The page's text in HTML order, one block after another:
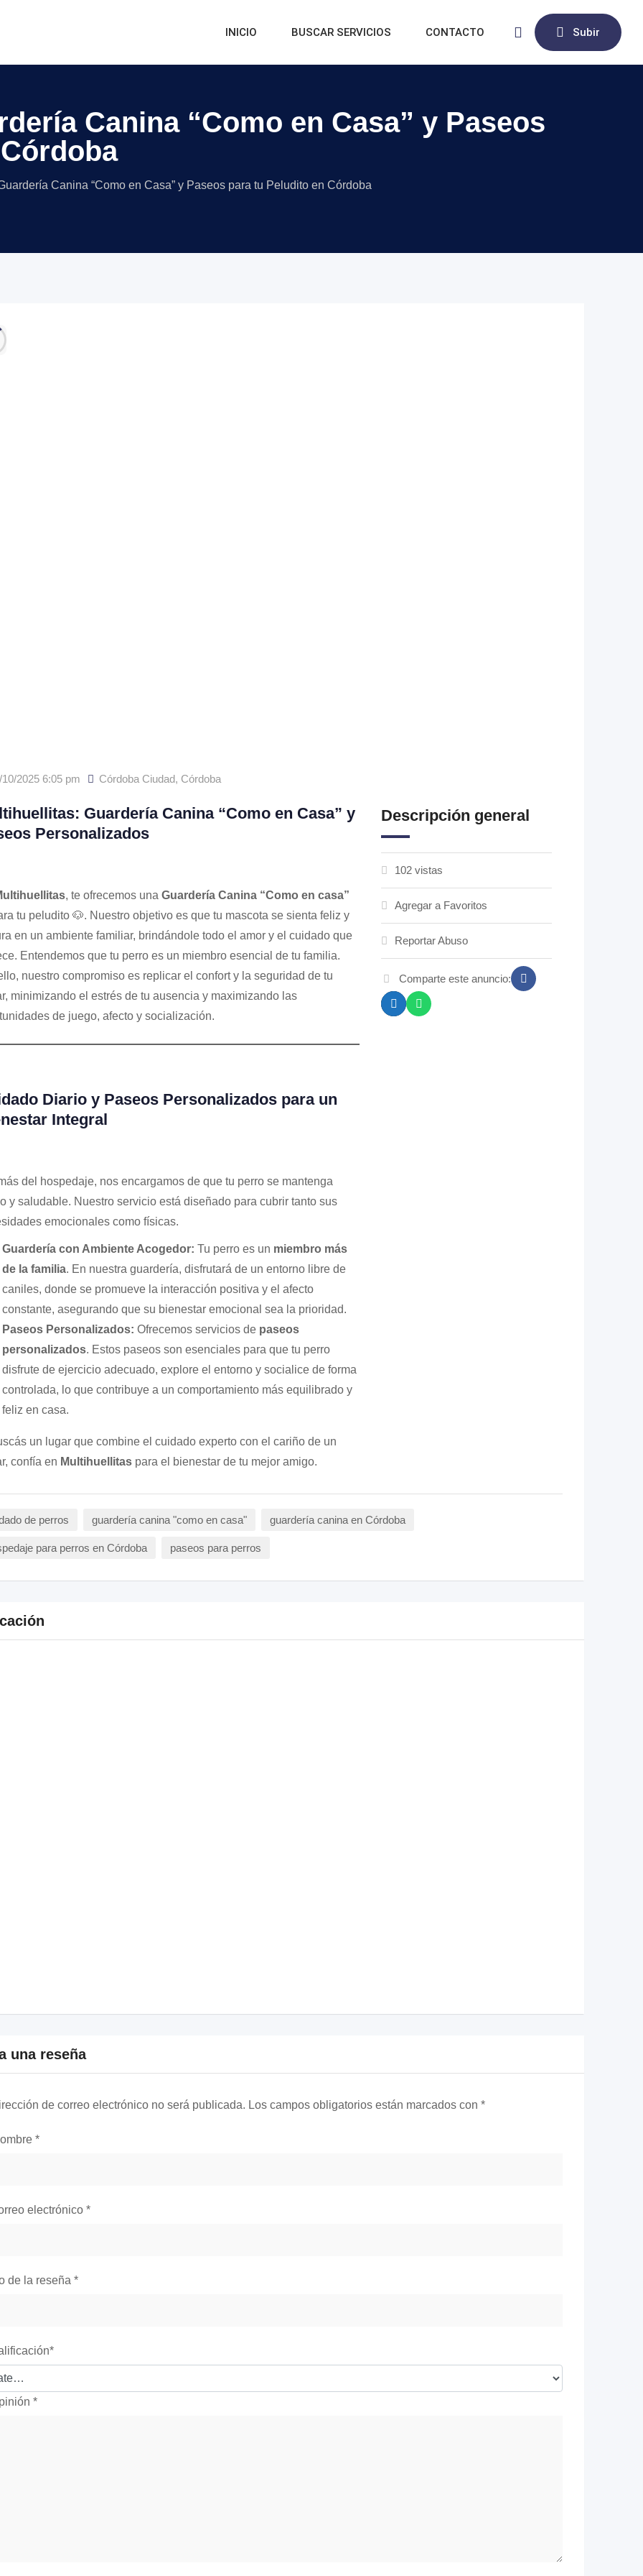
Subir
INICIO BUSCAR SERVICIOS CONTACTO
Canina “Como en Casa” y Paseos
Canina “Como en Casa” y Paseos para tu Peludito en Córdoba
2025 6:05 pm Córdoba Ciudad, Córdoba
Guardería Canina “Como en Casa” y
Personalizados
, te ofrecemos una Guardería Canina “Como en casa”
tu peludito 🐶. Nuestro objetivo es que tu mascota se sienta feliz y
en un ambiente familiar, brindándole todo el amor y el cuidado que
Entendemos que tu perro es un miembro esencial de tu familia.
nuestro compromiso es replicar el confort y la seguridad de tu
minimizando el estrés de tu ausencia y maximizando las
de juego, afecto y socialización.
Diario y Paseos Personalizados para un
Integral
del hospedaje, nos encargamos de que tu perro se mantenga
y saludable. Nuestro servicio está diseñado para cubrir tanto sus
emocionales como físicas.
Guardería con Ambiente Acogedor: Tu perro es un miembro más
de la familia. En nuestra guardería, disfrutará de un entorno libre de
caniles, donde se promueve la interacción positiva y el afecto
constante, asegurando que su bienestar emocional sea la prioridad.
Paseos Personalizados: Ofrecemos servicios de paseos
personalizados. Estos paseos son esenciales para que tu perro
disfrute de ejercicio adecuado, explore el entorno y socialice de forma
controlada, lo que contribuye a un comportamiento más equilibrado y
feliz en casa.
un lugar que combine el cuidado experto con el cariño de un
confía en Multihuellitaspara el bienestar de tu mejor amigo.
Descripción general
102 vistas
Agregar a Favoritos
Reportar Abuso
Comparte este anuncio:
de perros guardería canina "como en casa" guardería canina en Córdoba
para perros en Córdoba paseos para perros
una reseña
de correo electrónico no será publicada. Los campos obligatorios están marcados con *
*
electrónico *
de la reseña *
*
*